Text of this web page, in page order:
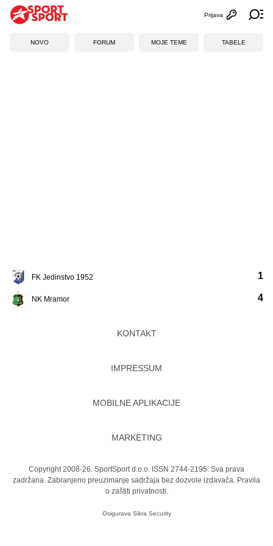
Otvori
Prijava
NOVO FORUM MOJE TEME TABELE
FK Jedinstvo 1952
NK Mramor
1
4
KONTAKT
IMPRESSUM
MOBILNE APLIKACIJE
MARKETING
Copyright 2008-26. SportSport d.o.o. ISSN 2744-2195. Sva prava
zadržana. Zabranjeno preuzimanje sadržaja bez dozvole izdavača. Pravila
o zaštiti privatnosti.
Osigurava Sikra Security